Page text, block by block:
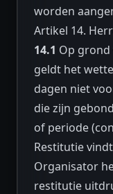
worden
Artikel 14.
14.1 Op grond
geldt het
dagen niet
die zijn
of periode
Restitutie
Organisator
restitutie